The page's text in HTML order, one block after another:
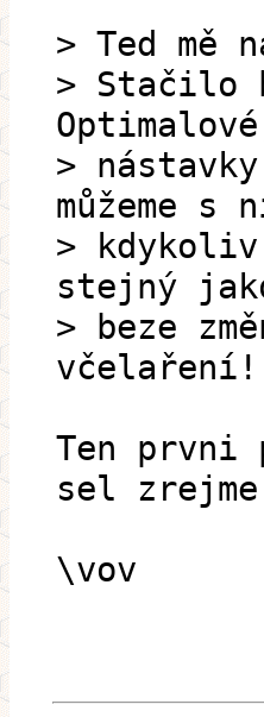
> Ted mě
> Stačilo
>
můžeme s
> kdykoliv
stejný
> beze
Ten
sel
\vov